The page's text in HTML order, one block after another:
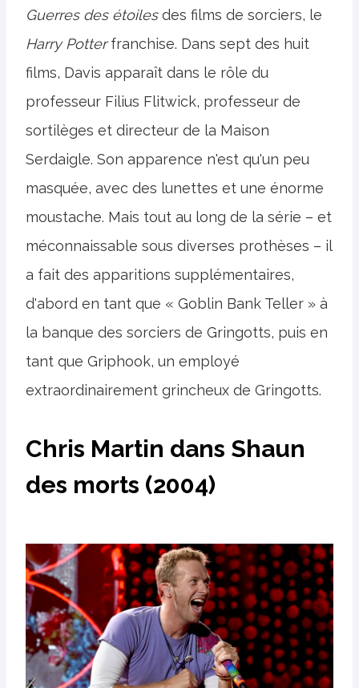
Guerres des étoilesdes films de sorciers, le
Harry Potterfranchise. Dans sept des huit
films, Davis apparaît dans le rôle du
professeur Filius Flitwick, professeur de
sortilèges et directeur de la Maison
Serdaigle. Son apparence n'est qu'un peu
masquée, avec des lunettes et une énorme
moustache. Mais tout au long de la série – et
méconnaissable sous diverses prothèses – il
a fait des apparitions supplémentaires,
d'abord en tant que « Goblin Bank Teller » à
la banque des sorciers de Gringotts, puis en
tant que Griphook, un employé
extraordinairement grincheux de Gringotts.
Chris Martin dans Shaun
des morts (2004)